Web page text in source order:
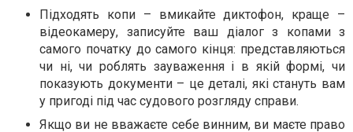
Підходять копи – вмикайте диктофон, краще –
відеокамеру, записуйте ваш діалог з копами з
самого початку до самого кінця: представляються
чи ні, чи роблять зауваження і в якій формі, чи
показують документи – це деталі, які стануть вам
у пригоді під час судового розгляду справи.
Якщо ви не вважаєте себе винним, ви маєте право